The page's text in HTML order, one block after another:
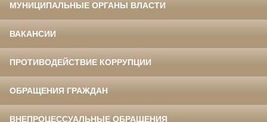
МУНИЦИПАЛЬНЫЕ ОРГАНЫ ВЛАСТИ
ВАКАНСИИ
ПРОТИВОДЕЙСТВИЕ КОРРУПЦИИ
ОБРАЩЕНИЯ ГРАЖДАН
ВНЕПРОЦЕССУАЛЬНЫЕ ОБРАЩЕНИЯ